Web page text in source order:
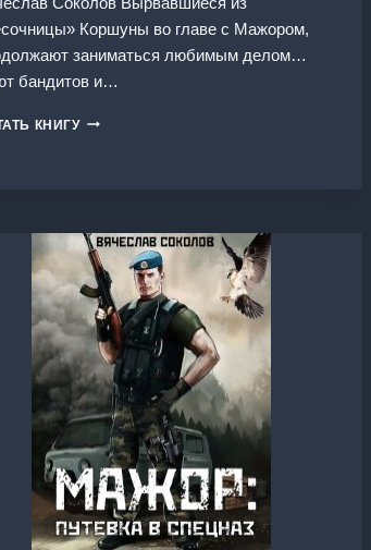
Коршуны во главе с Мажором,
заниматься любимым делом…
бандитов и…
КНИГУПРОКАЧАТЬСЯ